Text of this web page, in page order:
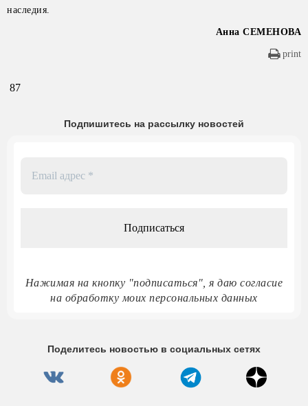
наследия.
Анна СЕМЕНОВА
print
87
Подпишитесь на рассылку новостей
Нажимая на кнопку "подписаться", я даю согласие
на обработку моих персональных данных
Поделитесь новостью в социальных сетях